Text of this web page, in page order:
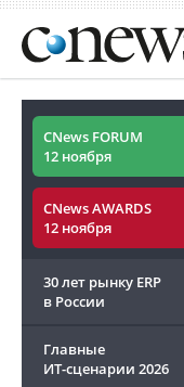
CNews FORUM
12 ноября
CNews AWARDS
12 ноября
30 лет рынку ERP
в России
Главные
ИТ-сценарии 2026